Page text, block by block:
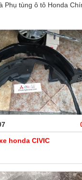
Phụ tùng ô tô Honda
honda CIVIC